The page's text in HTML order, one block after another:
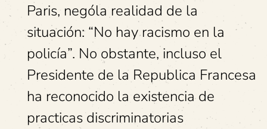
Paris, nególa realidad de la
situación: “No hay racismo en la
policía”. No obstante, incluso el
Presidente de la Republica Francesa
ha reconocido la existencia de
practicas discriminatorias